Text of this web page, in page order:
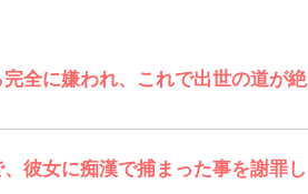
全に嫌われ、これで出世の道が絶
彼女に痴漢で捕まった事を謝罪し